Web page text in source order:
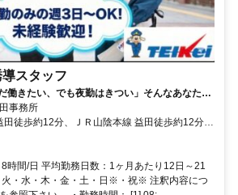
スタッフ
働きたい、でも夜勤はきつい」そんなあなた
で健康的な生活を。
事務所
田徒歩約12分、ＪＲ山陰本線 益田徒歩約12分、
12分
時間/日 平均勤務日数：1ヶ月あたり12日～21
火・水・木・金・土・日※・祝※ 注釈内容につ